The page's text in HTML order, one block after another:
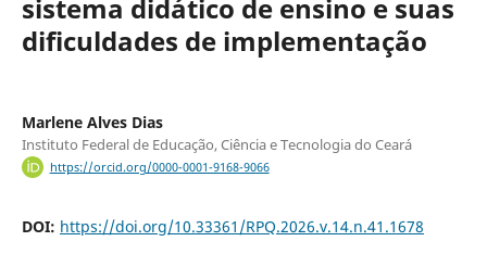
sistema didático de ensino e suas
dificuldades de implementação
Marlene Alves Dias
Instituto Federal de Educação, Ciência e Tecnologia do Ceará
https://orcid.org/0000-0001-9168-9066
DOI: https://doi.org/10.33361/RPQ.2026.v.14.n.41.1678